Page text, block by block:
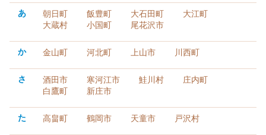
あ
朝日町 飯豊町 大石田町
大江町
大蔵村
小国町 尾花沢市
か 金山町 河北町 上山市 川西町
さ 酒田市 寒河江市 鮭川村
庄内町
白鷹町
新庄市
た 高畠町 鶴岡市 天童市 戸沢村